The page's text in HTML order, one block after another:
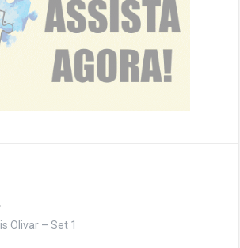
Olivar – Set 1